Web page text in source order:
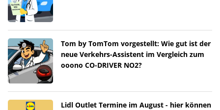
Tom by TomTom vorgestellt: Wie gut ist der
neue Verkehrs-Assistent im Vergleich zum
ooono CO-DRIVER NO2?
Lidl Outlet Termine im August - hier können